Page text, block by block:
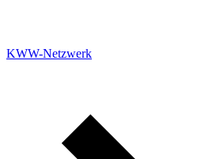
KWW-Netzwerk